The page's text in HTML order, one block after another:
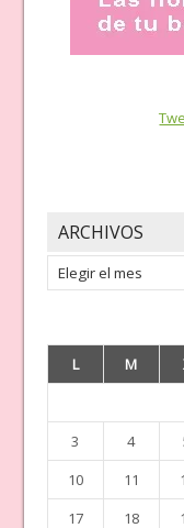
ARCHIVOS
Archivos
L
M
3
4
10
11
17
18